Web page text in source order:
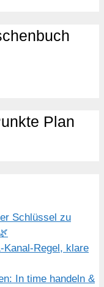
Plan
Schlüssel zu
Kanal-Regel, klare
In time handeln &